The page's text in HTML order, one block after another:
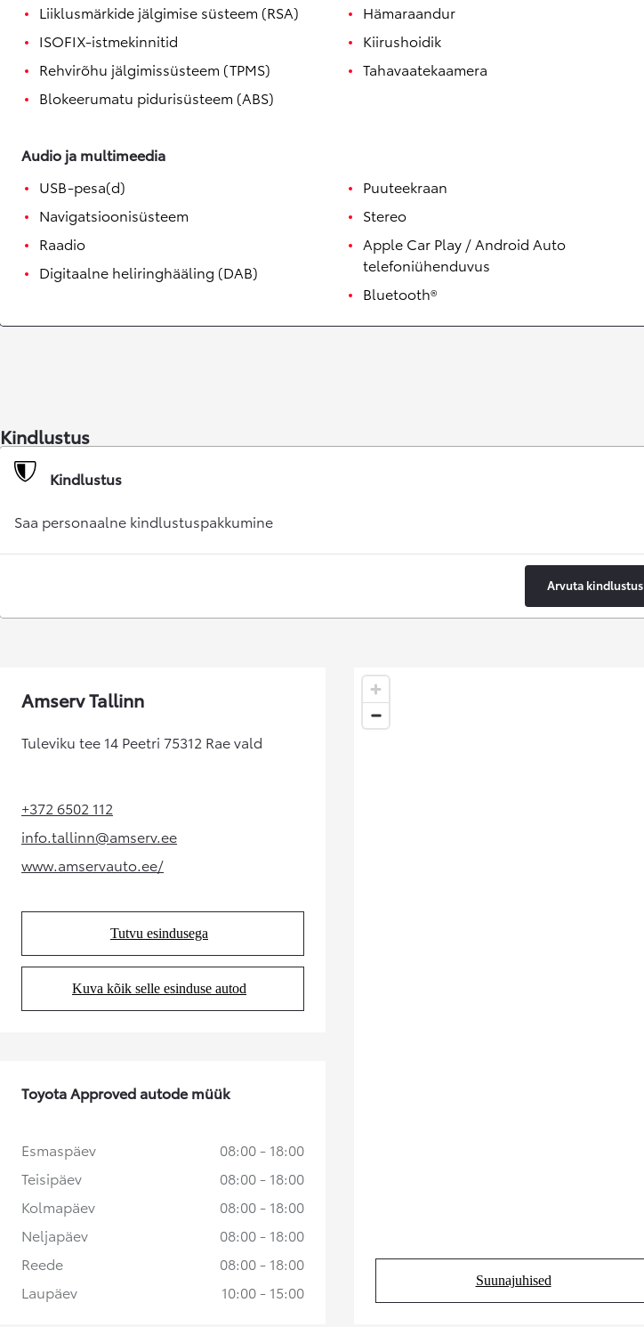
Corolla sedaan
Alates
Kuumakse alates 192 € / kuu
Alates
Toyota bZ4X
Liiklusmärkide jälgimise süsteem (RSA)
ISOFIX-istmekinnitid
Rehvirõhu jälgimissüsteem (TPMS)
Blokeerumatu pidurisüsteem (ABS)
Hämaraandur
Kiirushoidik
Tahavaatekaamera
Audio ja multimeedia
USB-pesa(d)
Navigatsioonisüsteem
Raadio
Digitaalne heliringhääling (DAB)
Puuteekraan
Stereo
Apple Car Play / Android Auto
telefoniühenduvus
Bluetooth®
Kindlustus
Kindlustus
Saa personaalne kindlustuspakkumine
Arvuta kindlustus
Amserv Tallinn
Tuleviku tee 14 Peetri 75312 Rae vald
+372 6502 112(Opens in new tab)
info.tallinn@amserv.ee
(Opens in new tab)
www.amservauto.ee/
(Opens in new tab)
Tutvu esindusega
(Opens in new tab)
Kuva kõik selle esinduse autod
(Opens in new tab)
Suunajuhised
(Opens in new tab)
Toyota Approved autode müük
Esmaspäev
08:00 - 18:00
Teisipäev
08:00 - 18:00
Kolmapäev
08:00 - 18:00
Neljapäev
08:00 - 18:00
Reede
08:00 - 18:00
Laupäev
10:00 - 15:00